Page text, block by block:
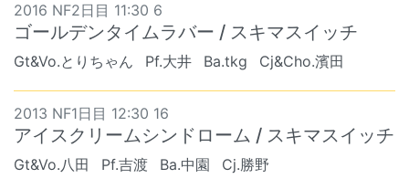
2016 NF2日目 11:30 6
ゴールデンタイムラバー / スキマスイッチ
Gt&Vo.とりちゃん Pf.大井 Ba.tkg Cj&Cho.濱田
2013 NF1日目 12:30 16
アイスクリームシンドローム / スキマスイッチ
Gt&Vo.八田 Pf.吉渡 Ba.中園 Cj.勝野